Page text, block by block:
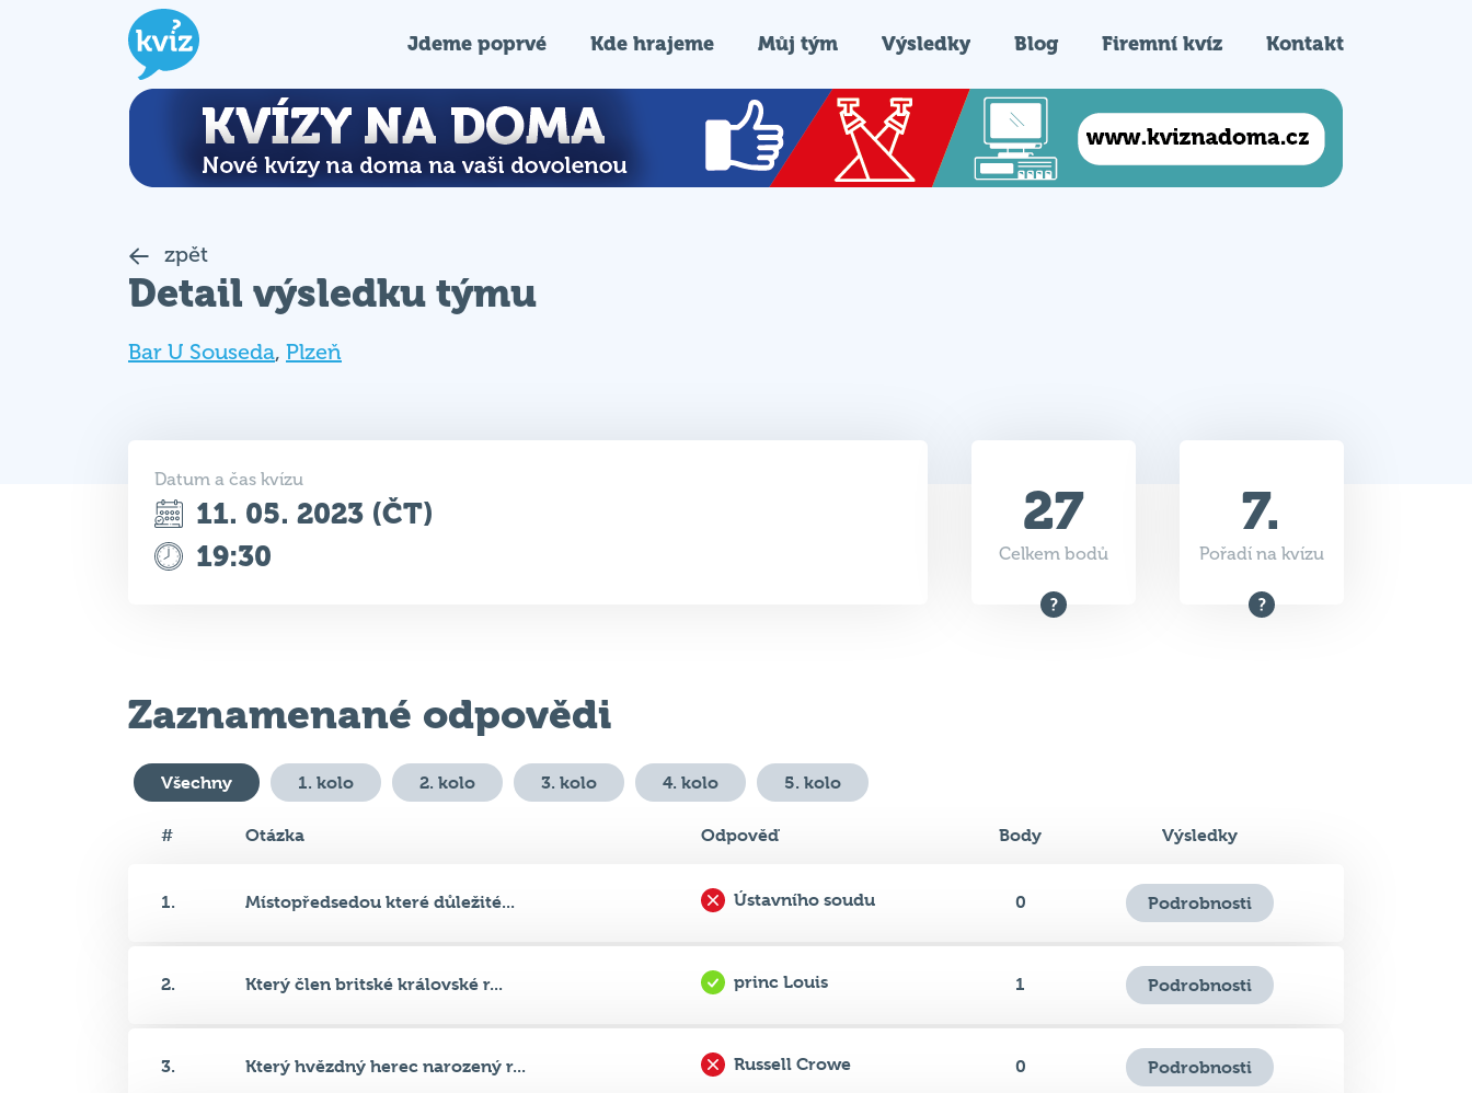
Jdeme poprvé Kde hrajeme Můj tým Výsledky Blog Firemní kvíz Kontakt
zpět
Detail výsledku týmu
Bar U Souseda, Plzeň
Datum a čas kvízu
11. 05. 2023 (ČT)
19:30
27
Celkem bodů
7.
Pořadí na kvízu
Zaznamenané odpovědi
Všechny 1. kolo 2. kolo 3. kolo 4. kolo 5. kolo
# Otázka Odpověď Body Výsledky
1. Místopředsedou které důležité... Ústavního soudu 0 Podrobnosti
2. Který člen britské královské r... princ Louis 1 Podrobnosti
3. Který hvězdný herec narozený r... Russell Crowe 0 Podrobnosti